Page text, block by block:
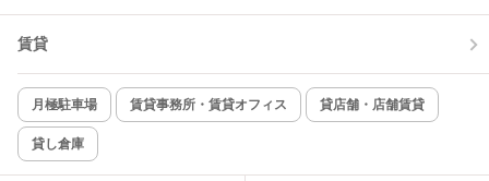
新着のみ インターネット無料
該当件数:
物件一覧に反映
賃貸
月極駐車場 賃貸事務所・賃貸オフィス 貸店舗・店舗賃貸
貸し倉庫